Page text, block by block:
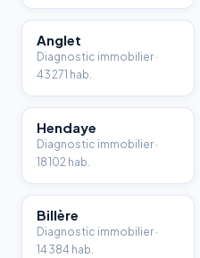
Anglet
Diagnostic immobilier ·
43 271 hab.
Hendaye
Diagnostic immobilier ·
18 102 hab.
Billère
Diagnostic immobilier ·
14 384 hab.